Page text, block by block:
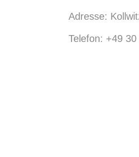
Adresse:
Telefon: +49